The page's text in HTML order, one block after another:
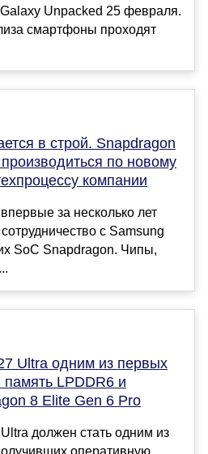
Unpacked 25 февраля.
смартфоны проходят
в строй. Snapdragon
по новому
компании
за несколько лет
с Samsung
SoC Snapdragon. Чипы,
Ultra одним из первых
LPDDR6 и
8 Elite Gen 6 Pro
должен стать одним из
оперативную